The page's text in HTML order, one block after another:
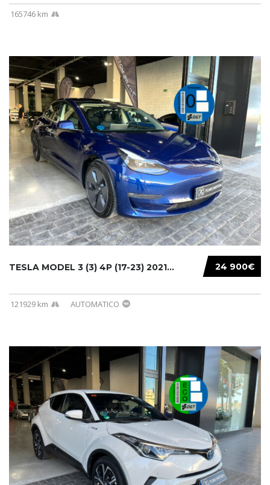
165746 km
24 900€
TESLA MODEL 3 (3) 4P (17-23) 2021...
121929 km AUTOMATICO